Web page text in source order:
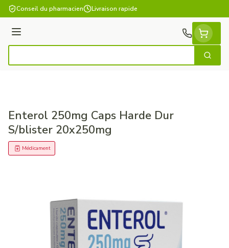
Aller au contenu
Conseil du pharmacien Livraison rapide
Menu
Enterol 250mg Caps Harde Dur
S/blister 20x250mg
Médicament